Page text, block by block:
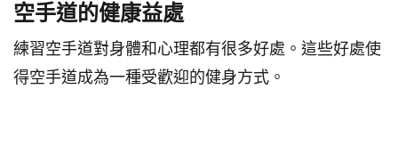
空手道的健康益處
練習空手道對身體和心理都有很多好處。這些好處使
得空手道成為一種受歡迎的健身方式。